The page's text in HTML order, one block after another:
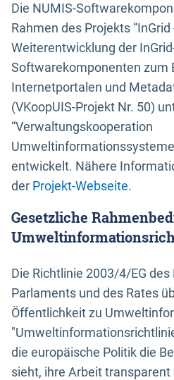
Die NUMIS-
Rahmen des Projekts “InGrid
Weiterentwicklung der
Softwarekomponenten zum
Internetportalen und
(VKoopUIS-Projekt Nr. 50)
“Verwaltungskooperation
entwickelt. Nähere
der Projekt-Webseite.
Gesetzliche
Die Richtlinie 2003/4/EG des
Parlaments und des Rates
Öffentlichkeit zu
die europäische Politik die
sieht, ihre Arbeit